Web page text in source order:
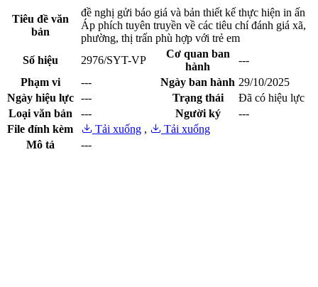
Tiêu đề văn
bản
đề nghị gửi báo giá và bản thiết kế thực hiện in ấn
Áp phích tuyên truyền về các tiêu chí đánh giá xã,
phường, thị trấn phù hợp với trẻ em
Số hiệu
2976/SYT-VP
Cơ quan ban
hành
---
Phạm vi
--- Ngày ban hành 29/10/2025
Ngày hiệu lực
--- Trạng thái
Đã có hiệu lực
Loại văn bản
--- Người ký
---
File đính kèm
Tải xuống ,
Tải xuống
Mô tả
---